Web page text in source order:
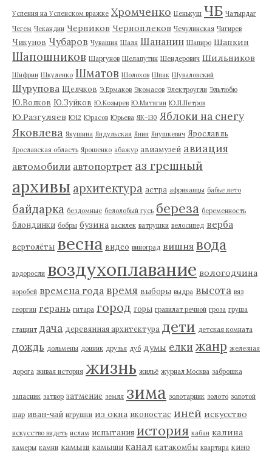
Успения на Успенском вражке Хромченко Ценькуш ЧБ Чатырдаг
Чегем Чекандин Черников Черноплеков Чечулинская Чигирев
Чикунов Чубаров Чувашия Шаля Шананин Шапиро Шапкин
Шапошников Шаргунов Шелапутин Шендерович Шильников
Шифрин Шкуленко Шматов Шолохов Шпак Шуваловский
Шурупова Щелчков Э.Ермаков Экомасов Электроугли Эльтюбю
Ю.Волков Ю.Зуйков Ю.Козырев Ю.Митягин Ю.П.Петров
Ю.Разгуляев Ю12 Юрасов Юрьева ЯК-130 Яблоки на снегу
Яковлева Якушина Яндульская Янин Янушкевич Ярославль
Ярославская область Ярошенко абажур авиамузей авиация
автомобили автопортрет аз грешный
архивы архитектура астра африканцы бабье лето
байдарка бездомные белолобый гусь береза беременность
блондинки бобры бузина василек ватрушки велосипед верба
вертолёты весна видео виноград вишня вода
водоросли воздухоплавание вологодчина
воробей времена года время выборы выдра высота вяз
георгин герань гитара город горы гравилат речной гроза груша
гтацинт дача деревянная архитектура дети детская комната
дождь дольмены донник друзья дуб думы елки жанр железная
дорога живая история жизнь жильё журнал Москва заброшка
запасник затвор затмение земля зима золотарник золото золотой
шар иван-чай игрушки из окна иконостас иней искусство
искусство видеть ислам испытания история кабан калина
камеры камни камыш камыши канал катакомбы квартира кино